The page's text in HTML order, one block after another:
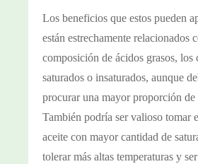
Los beneficios que estos pueden
están estrechamente relacionados
composición de ácidos grasos, los
saturados o insaturados, aunque
procurar una mayor proporción de
También podría ser valioso tomar
aceite con mayor cantidad de
tolerar más altas temperaturas y